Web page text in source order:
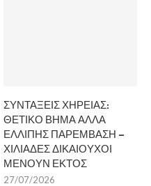
ΣΥΝΤΑΞΕΙΣ ΧΗΡΕΙΑΣ:
ΘΕΤΙΚΟ ΒΗΜΑ ΑΛΛΑ
ΕΛΛΙΠΗΣ ΠΑΡΕΜΒΑΣΗ –
ΧΙΛΙΑΔΕΣ ΔΙΚΑΙΟΥΧΟΙ
ΜΕΝΟΥΝ ΕΚΤΟΣ
27/07/2026